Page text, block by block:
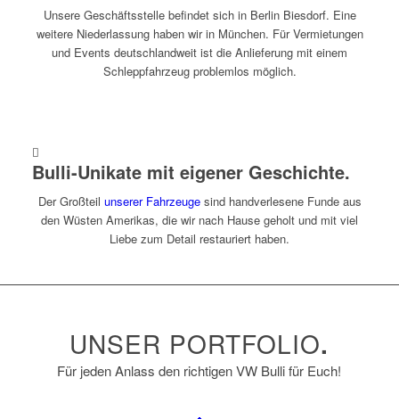
Unsere Geschäftsstelle befindet sich in Berlin Biesdorf. Eine
weitere Niederlassung haben wir in München. Für Vermietungen
und Events deutschlandweit ist die Anlieferung mit einem
Schleppfahrzeug problemlos möglich.
Bulli-Unikate mit eigener Geschichte.
Der Großteil unserer Fahrzeugesind handverlesene Funde aus
den Wüsten Amerikas, die wir nach Hause geholt und mit viel
Liebe zum Detail restauriert haben.
UNSER PORTFOLIO.
Für jeden Anlass den richtigen VW Bulli für Euch!